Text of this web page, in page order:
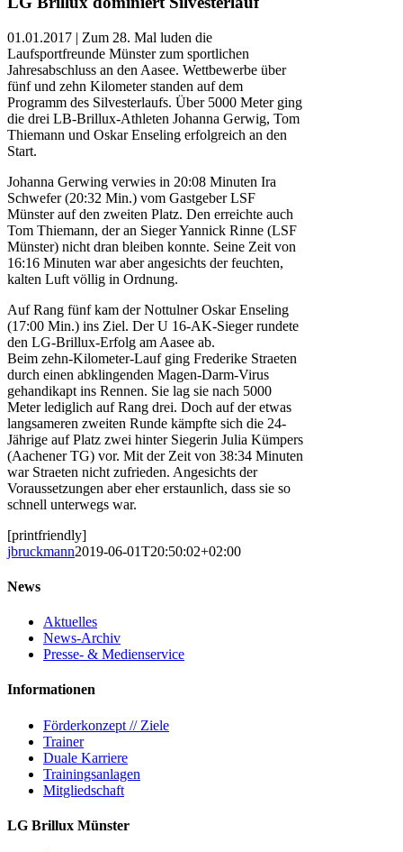
01.01.2017 | Zum 28. Mal luden die
Laufsportfreunde Münster zum sportlichen
Jahresabschluss an den Aasee. Wettbewerbe über
fünf und zehn Kilometer standen auf dem
Programm des Silvesterlaufs. Über 5000 Meter ging
die drei LB-Brillux-Athleten Johanna Gerwig, Tom
Thiemann und Oskar Enseling erfolgreich an den
Start.
Johanna Gerwing verwies in 20:08 Minuten Ira
Schwefer (20:32 Min.) vom Gastgeber LSF
Münster auf den zweiten Platz. Den erreichte auch
Tom Thiemann, der an Sieger Yannick Rinne (LSF
Münster) nicht dran bleiben konnte. Seine Zeit von
16:16 Minuten war aber angesichts der feuchten,
kalten Luft völlig in Ordnung.
Auf Rang fünf kam der Nottulner Oskar Enseling
(17:00 Min.) ins Ziel. Der U 16-AK-Sieger rundete
den LG-Brillux-Erfolg am Aasee ab.
Beim zehn-Kilometer-Lauf ging Frederike Straeten
durch einen abklingenden Magen-Darm-Virus
gehandikapt ins Rennen. Sie lag sie nach 5000
Meter lediglich auf Rang drei. Doch auf der etwas
langsameren zweiten Runde kämpfte sich die 24-
Jährige auf Platz zwei hinter Siegerin Julia Kümpers
(Aachener TG) vor. Mit der Zeit von 38:34 Minuten
war Straeten nicht zufrieden. Angesichts der
Voraussetzungen aber eher erstaunlich, dass sie so
schnell unterwegs war.
[printfriendly]
jbruckmann2019-06-01T20:50:02+02:00
News
Aktuelles
News-Archiv
Presse- & Medienservice
Informationen
Förderkonzept // Ziele
Trainer
Duale Karriere
Trainingsanlagen
Mitgliedschaft
LG Brillux Münster